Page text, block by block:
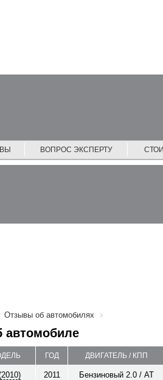
ВОПРОС ЭКСПЕРТУ
Отзывы об автомобилях
автомобиле
ГОД ДВИГАТЕЛЬ / КПП
2011 Бензиновый 2.0 / AT